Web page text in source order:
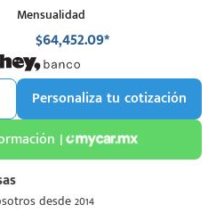
Mensualidad
$64,452.09*
Personaliza tu cotización
|
desde 2014